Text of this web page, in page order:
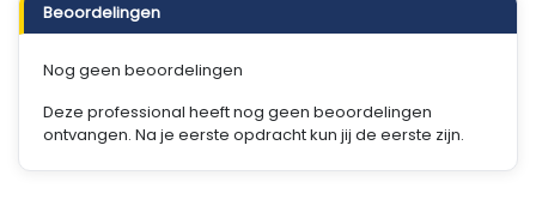
Beoordelingen
Nog geen beoordelingen
Deze professional heeft nog geen beoordelingen
ontvangen. Na je eerste opdracht kun jij de eerste zijn.